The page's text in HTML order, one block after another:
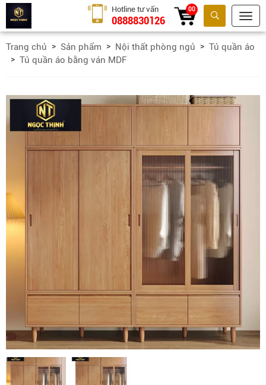
Tìm kiếm
Hotline tư vấn
0888830126
00
Trang chủ Sản phẩm Nội thất phòng ngủ
Tủ quần áo
Tủ quần áo bằng ván MDF